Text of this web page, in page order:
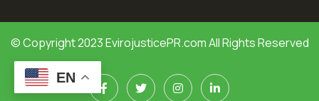
© Copyright 2023 EvirojusticePR.com All Rights Reserved
EN